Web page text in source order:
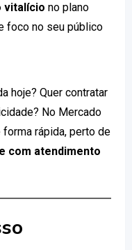
vitalício no plano
foco no seu público
hoje? Quer contratar
No Mercado
rápida, perto de
com atendimento